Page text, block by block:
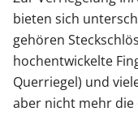
bieten sich
gehören
hochentwickelte
Querriegel) und
aber nicht mehr die